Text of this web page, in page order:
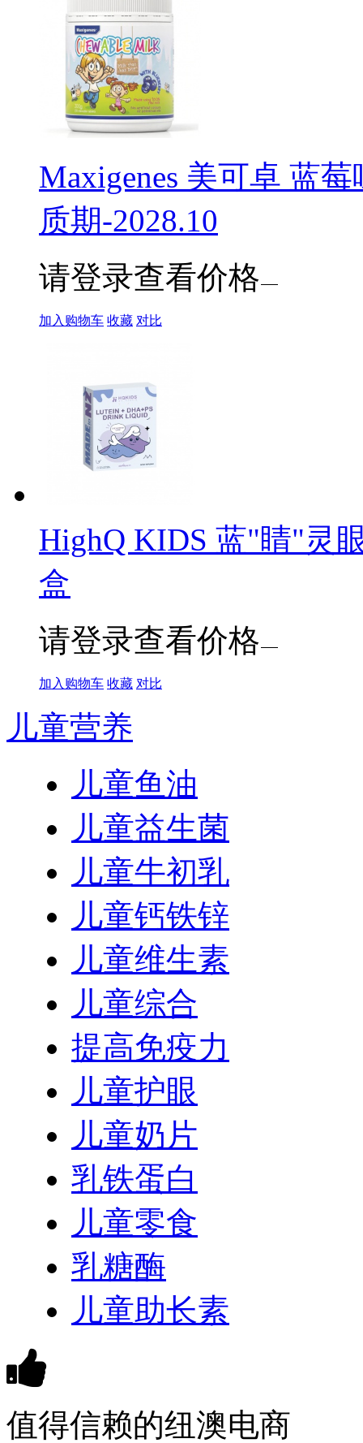
Maxigenes 美可卓 蓝
质期-2028.10
请登录查看价格
加入购物车 收藏 对比
HighQ KIDS 蓝"睛"灵
盒
请登录查看价格
加入购物车 收藏 对比
儿童营养
儿童鱼油
儿童益生菌
儿童牛初乳
儿童钙铁锌
儿童维生素
儿童综合
提高免疫力
儿童护眼
儿童奶片
乳铁蛋白
儿童零食
乳糖酶
儿童助长素
值得信赖的纽澳电商